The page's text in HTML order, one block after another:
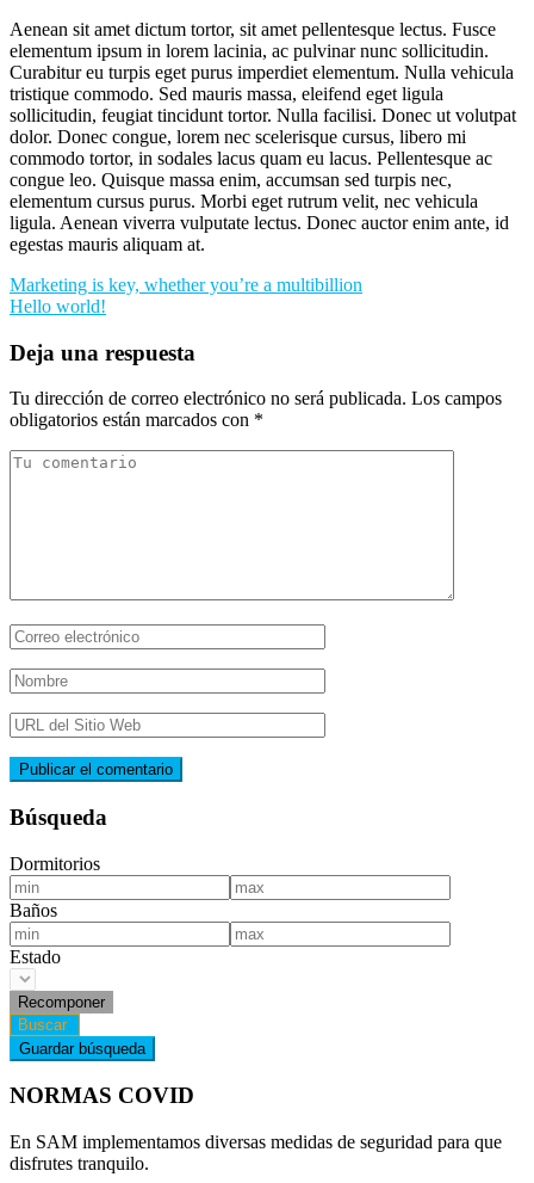
Aenean sit amet dictum tortor, sit amet pellentesque lectus. Fusce
elementum ipsum in lorem lacinia, ac pulvinar nunc sollicitudin.
Curabitur eu turpis eget purus imperdiet elementum. Nulla vehicula
tristique commodo. Sed mauris massa, eleifend eget ligula
sollicitudin, feugiat tincidunt tortor. Nulla facilisi. Donec ut volutpat
dolor. Donec congue, lorem nec scelerisque cursus, libero mi
commodo tortor, in sodales lacus quam eu lacus. Pellentesque ac
congue leo. Quisque massa enim, accumsan sed turpis nec,
elementum cursus purus. Morbi eget rutrum velit, nec vehicula
ligula. Aenean viverra vulputate lectus. Donec auctor enim ante, id
egestas mauris aliquam at.
Navegación
de
entradas
Marketing is key, whether you’re a multibillion
Hello world!
Deja una respuesta
Tu dirección de correo electrónico no será publicada. Los campos
obligatorios están marcados con *
Búsqueda
Dormitorios
Baños
Estado
NORMAS COVID
En SAM implementamos diversas medidas de seguridad para que
disfrutes tranquilo.